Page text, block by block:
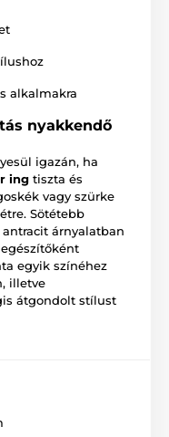
alkalmakra
nyakkendő
igazán, ha
ing tiszta és
vagy szürke
Sötétebb
árnyalatban
egyik színéhez
illetve
átgondolt stílust